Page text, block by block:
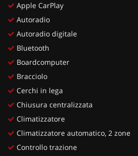
Apple CarPlay
Autoradio
Autoradio digitale
Bluetooth
Boardcomputer
Bracciolo
Cerchi in lega
Chiusura centralizzata
Climatizzatore
Climatizzatore automatico, 2 zone
Controllo trazione